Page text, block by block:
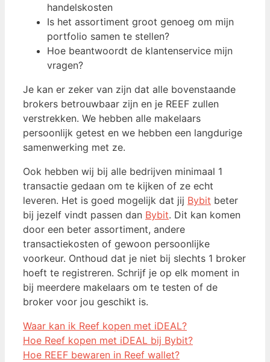
handelskosten
Is het assortiment groot genoeg om mijn
portfolio samen te stellen?
Hoe beantwoordt de klantenservice mijn
vragen?
Je kan er zeker van zijn dat alle bovenstaande
brokers betrouwbaar zijn en je REEF zullen
verstrekken. We hebben alle makelaars
persoonlijk getest en we hebben een langdurige
samenwerking met ze.
Ook hebben wij bij alle bedrijven minimaal 1
transactie gedaan om te kijken of ze echt
leveren. Het is goed mogelijk dat jij Bybit beter
bij jezelf vindt passen dan Bybit. Dit kan komen
door een beter assortiment, andere
transactiekosten of gewoon persoonlijke
voorkeur. Onthoud dat je niet bij slechts 1 broker
hoeft te registreren. Schrijf je op elk moment in
bij meerdere makelaars om te testen of de
broker voor jou geschikt is.
Waar kan ik Reef kopen met iDEAL?
Hoe Reef kopen met iDEAL bij Bybit?
Hoe REEF bewaren in Reef wallet?